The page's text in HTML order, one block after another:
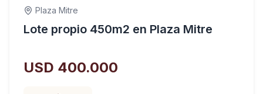
Plaza Mitre
Lote propio 450m2 en Plaza Mitre
USD 400.000